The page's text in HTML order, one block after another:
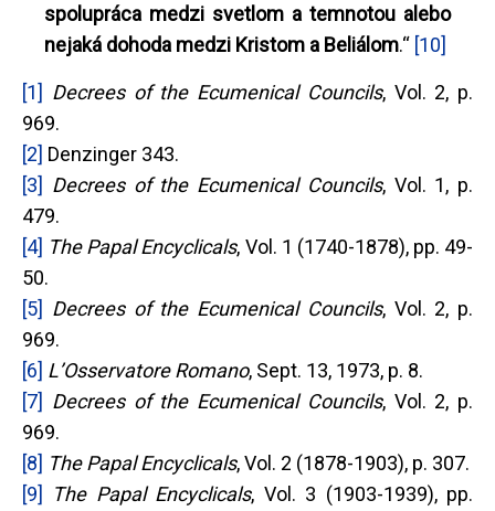
spolupráca medzi svetlom a temnotou alebo
nejaká dohoda medzi Kristom a Beliálom.“ [10]
[1] Decrees of the Ecumenical Councils, Vol. 2, p.
969.
[2] Denzinger 343.
[3] Decrees of the Ecumenical Councils, Vol. 1, p.
479.
[4] The Papal Encyclicals, Vol. 1 (1740-1878), pp. 49-
50.
[5] Decrees of the Ecumenical Councils, Vol. 2, p.
969.
[6] L’Osservatore Romano, Sept. 13, 1973, p. 8.
[7] Decrees of the Ecumenical Councils, Vol. 2, p.
969.
[8] The Papal Encyclicals, Vol. 2 (1878-1903), p. 307.
[9]
The Papal Encyclicals, Vol. 3 (1903-1939), pp.